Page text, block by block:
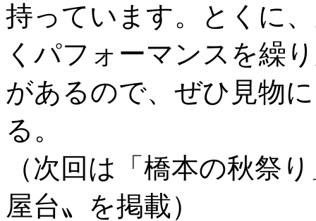
持っています。とくに
くパフォーマンスを繰
があるので、ぜひ見物
る。
（次回は「橋本の秋祭
屋台〟を掲載）